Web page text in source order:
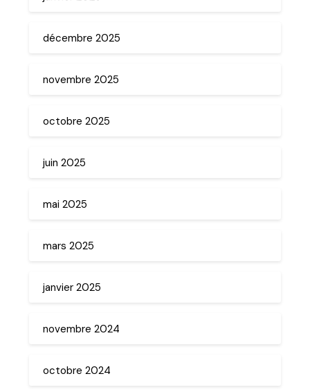
décembre 2025
novembre 2025
octobre 2025
juin 2025
mai 2025
mars 2025
janvier 2025
novembre 2024
octobre 2024